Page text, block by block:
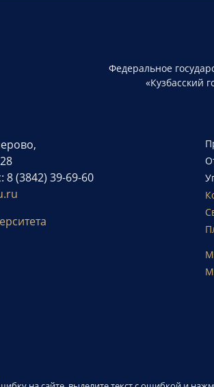
Федеральное
«Кузбасский
8 (3842) 39-69-60